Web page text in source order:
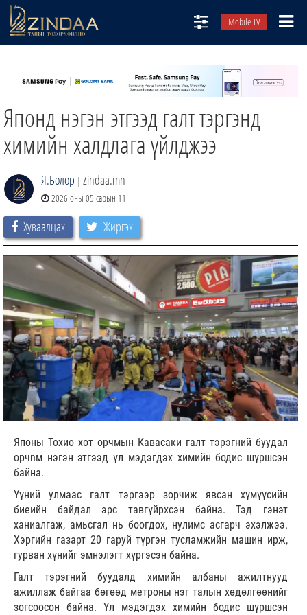
Mobile TV
ТВ8
ӨГЛӨӨНИЙ СОНИН
АУДИО ЗОХИОЛ
Японд нэгэн этгээд галт тэргэнд
химийн халдлага үйлджээ
Я.Болор | Zindaa.mn
2026 оны 05 сарын 11
Хуваалцах Жиргэх
Японы Тохио хот орчмын Кавасаки галт тэрэгний буудал
орчnм нэгэн этгээд үл мэдэгдэх химийн бодис шүршсэн
байна.
Үүний улмаас галт тэргээр зорчиж явсан хүмүүсийн
биеийн байдал эрс тавгүйрхсэн байна. Тэд гэнэт
ханиалгаж, амьсгал нь боогдох, нулимс асгарч эхэлжээ.
Хэргийн газарт 20 гаруй түргэн тусламжийн машин ирж,
гурван хүнийг эмнэлэгт хүргэсэн байна.
Галт тэрэгний буудалд химийн албаны ажилтнууд
ажиллаж байгаа бөгөөд метроны нэг талын хөдөлгөөнийг
зогсоосон байна. Үл мэдэгдэх химийн бодис шүршсэн